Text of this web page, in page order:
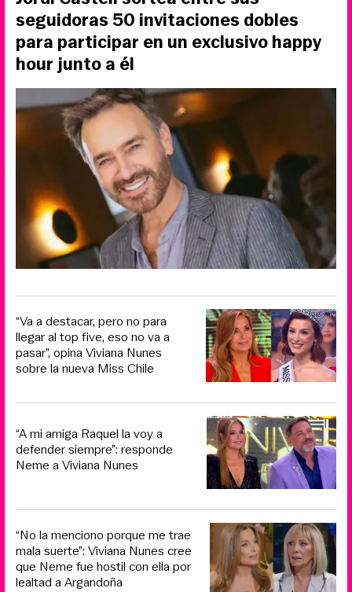
seguidoras 50 invitaciones dobles
para participar en un exclusivo happy
hour junto a él
“Va a destacar, pero no para
llegar al top five, eso no va a
pasar”, opina Viviana Nunes
sobre la nueva Miss Chile
“A mi amiga Raquel la voy a
defender siempre”: responde
Neme a Viviana Nunes
“No la menciono porque me trae
mala suerte”: Viviana Nunes cree
que Neme fue hostil con ella por
lealtad a Argandoña